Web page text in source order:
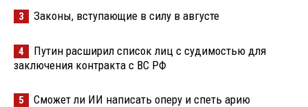
3 Законы, вступающие в силу в августе
4
Путин расширил список лиц с судимостью для
заключения контракта с ВС РФ
5 Сможет ли ИИ написать оперу и спеть арию